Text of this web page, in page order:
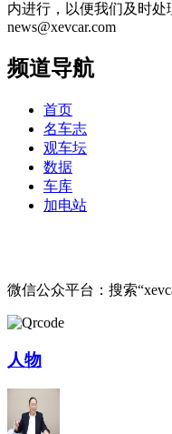
内进行，以便我们及时处
news@xevcar.com
频道导航
首页
名车志
观车坛
数据
车库
加电站
微信公众平台：搜索
人物